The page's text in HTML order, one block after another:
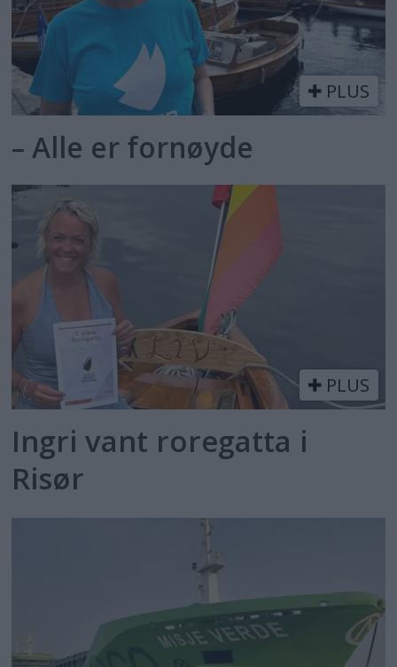
PLUS
– Alle er fornøyde
PLUS
Ingri vant roregatta i
Risør